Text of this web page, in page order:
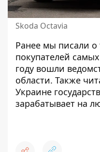
Skoda Octavia
Ранее мы писали о
покупателей
году вошли
области. Также
Украине
зарабатывает на